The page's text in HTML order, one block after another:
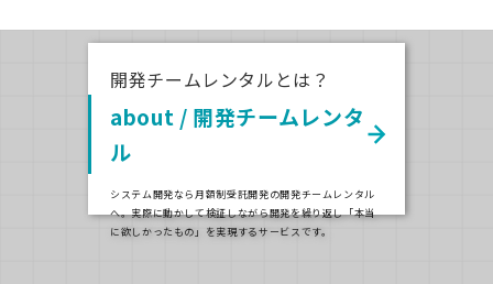
開発チームレンタルとは？
about / 開発チームレンタ
ル
システム開発なら月額制受託開発の開発チームレンタル
へ。実際に動かして検証しながら開発を繰り返し「本当
に欲しかったもの」を実現するサービスです。